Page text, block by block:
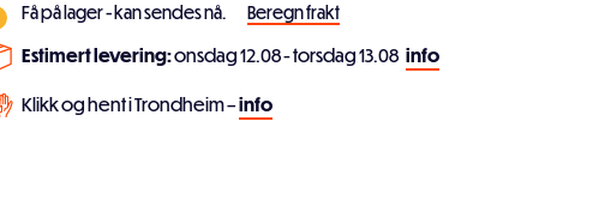
Få på lager - kan sendes nå.
Beregn frakt
Estimert levering:onsdag 12.08 - torsdag 13.08 info
Klikk og hent i Trondheim –info